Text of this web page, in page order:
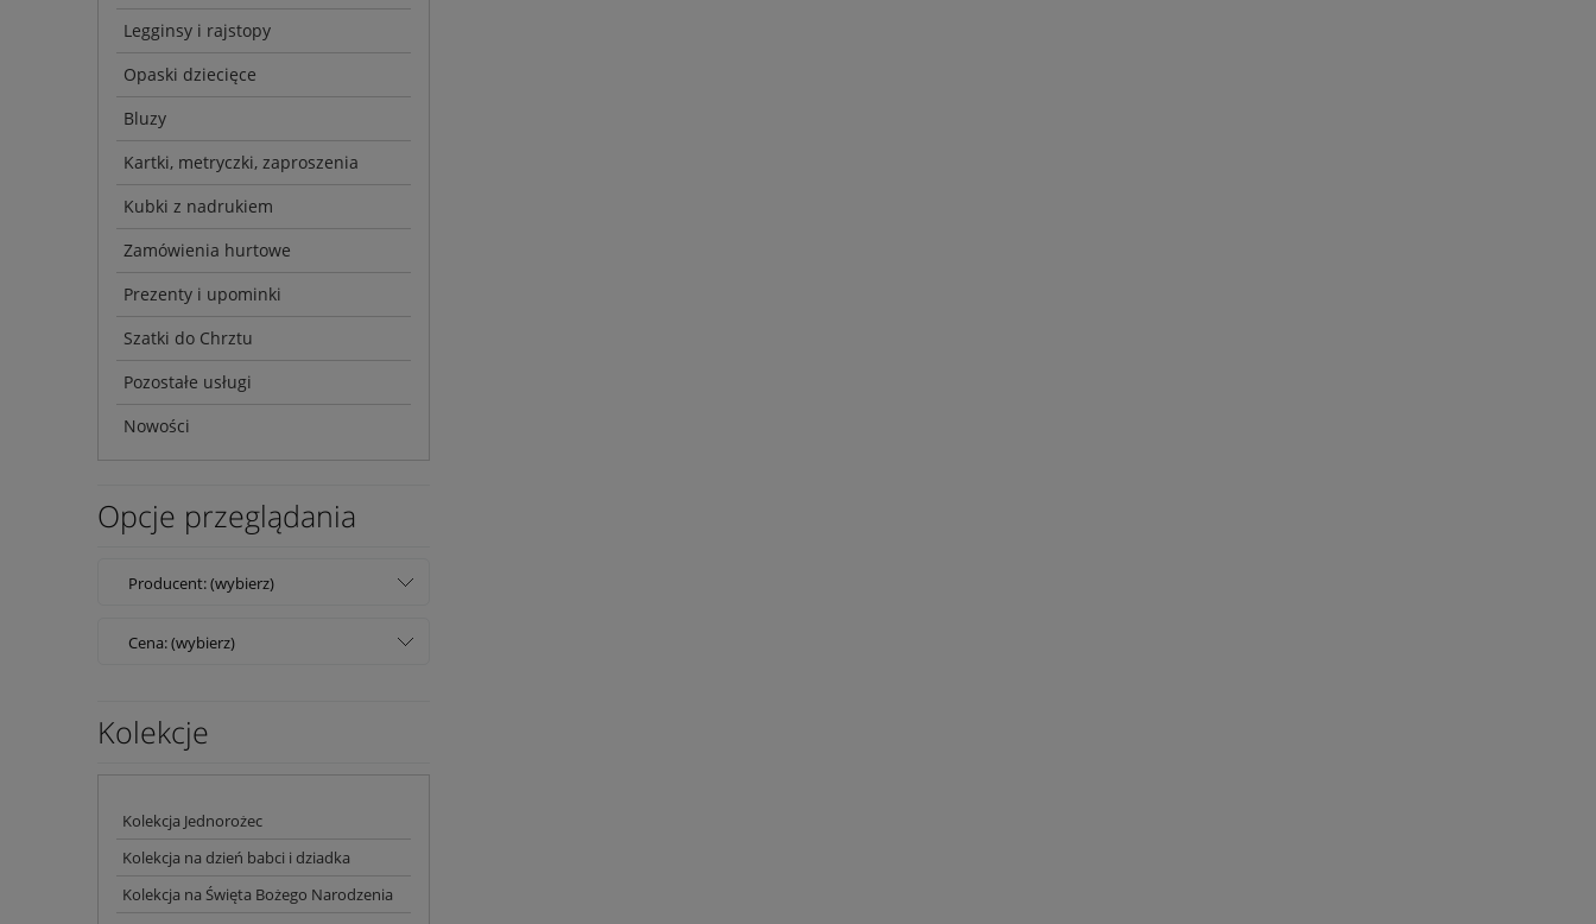
Legginsy i rajstopy
Opaski dziecięce
Bluzy
Kartki, metryczki, zaproszenia
Kubki z nadrukiem
Zamówienia hurtowe
Prezenty i upominki
Szatki do Chrztu
Pozostałe usługi
Nowości
Opcje przeglądania
Producent: (wybierz)
Cena: (wybierz)
Kolekcje
Kolekcja Jednorożec
Kolekcja na dzień babci i dziadka
Kolekcja na Święta Bożego Narodzenia